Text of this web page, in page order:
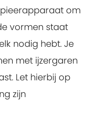
om
vormen staat
nodig hebt. Je
met ijzergaren
Let hierbij op
zijn